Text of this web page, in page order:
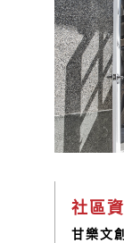
甘樂文